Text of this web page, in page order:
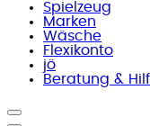
Spielzeug
Marken
Wäsche
Flexikonto
jö
Beratung &